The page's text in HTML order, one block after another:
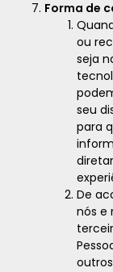
Forma de
ou
seja
seu
para
De
nós e